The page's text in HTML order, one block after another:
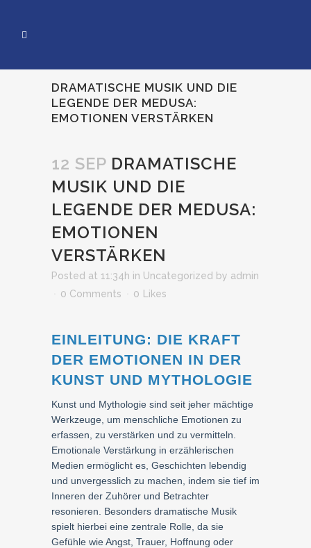
DRAMATISCHE MUSIK UND DIE
LEGENDE DER MEDUSA:
EMOTIONEN VERSTÄRKEN
12 SEP DRAMATISCHE
MUSIK UND DIE
LEGENDE DER MEDUSA:
EMOTIONEN
VERSTÄRKEN
Posted at 11:34h in Uncategorized by admin
0 Comments
0 Likes
EINLEITUNG: DIE KRAFT
DER EMOTIONEN IN DER
KUNST UND MYTHOLOGIE
Kunst und Mythologie sind seit jeher mächtige
Werkzeuge, um menschliche Emotionen zu
erfassen, zu verstärken und zu vermitteln.
Emotionale Verstärkung in erzählerischen
Medien ermöglicht es, Geschichten lebendig
und unvergesslich zu machen, indem sie tief im
Inneren der Zuhörer und Betrachter
resonieren. Besonders dramatische Musik
spielt hierbei eine zentrale Rolle, da sie
Gefühle wie Angst, Trauer, Hoffnung oder